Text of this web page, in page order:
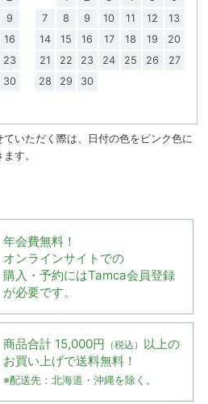
9
16
23
30
7
8 9 10 11 12
13
14
15 16 17 18 19
20
21
22 23 24 25 26
27
28
29 30
いただく際は、日付の色をピンク色に
す。
年会費無料！
オンラインサイトでの
購入・予約にはTamca会員登録
が必要です。
商品合計 15,000円 （税込） 以上の
お買い上げで送料無料！
※配送先：北海道・沖縄を除く。